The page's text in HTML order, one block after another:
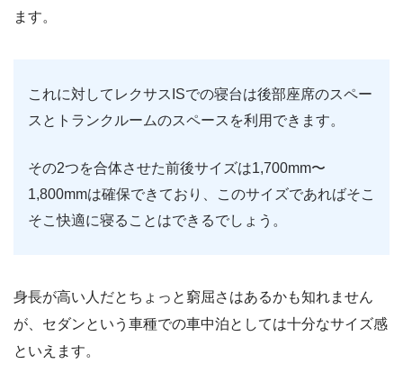
ます。
これに対してレクサスISでの寝台は後部座席のスペー
スとトランクルームのスペースを利用できます。
その2つを合体させた前後サイズは1,700mm〜
1,800mmは確保できており、このサイズであればそこ
そこ快適に寝ることはできるでしょう。
身長が高い人だとちょっと窮屈さはあるかも知れません
が、セダンという車種での車中泊としては十分なサイズ感
といえます。